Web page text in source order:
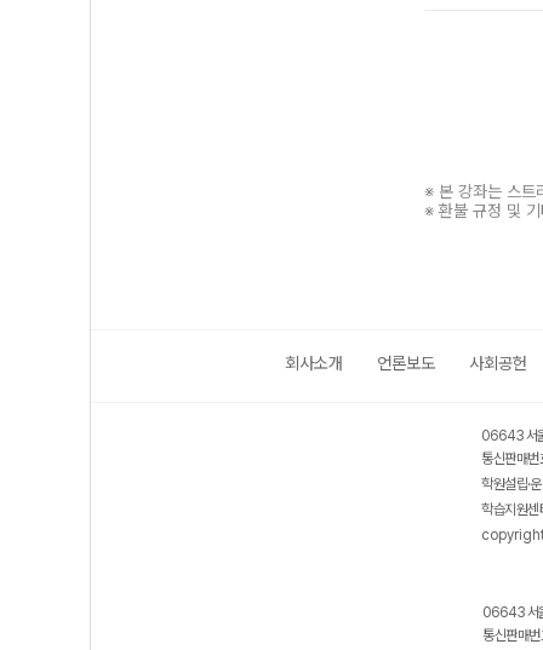
※ 본 강좌는 스트
※ 환불 규정 및
회사소개 언론보도 사회공헌
06643 서
통신판매
학원설립·
학습지원
06643 서
통신판매